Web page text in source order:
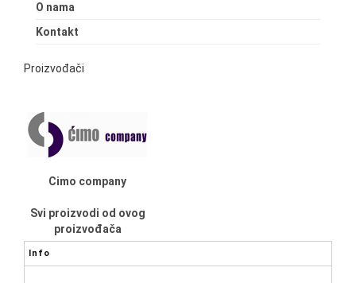
O nama
Kontakt
Proizvođači
Cimo company
Svi proizvodi od ovog
proizvođača
Info